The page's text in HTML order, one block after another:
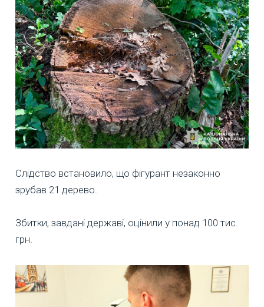
Слідство встановило, що фігурант незаконно
зрубав 21 дерево.
Збитки, завдані державі, оцінили у понад 100 тис.
грн.